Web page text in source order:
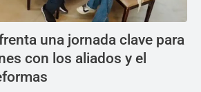
una jornada clave para
con los aliados y el